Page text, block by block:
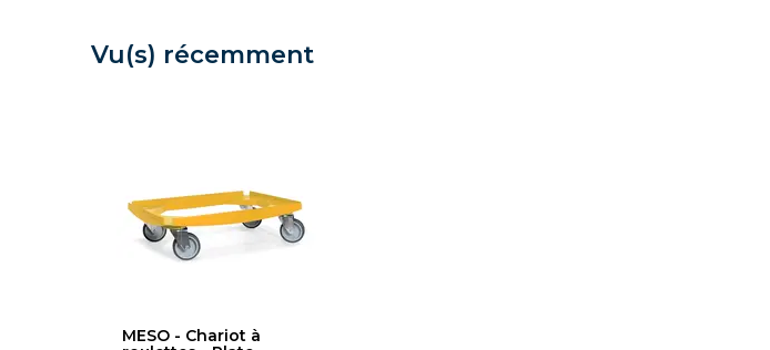
Vu(s) récemment
MESO - Chariot à